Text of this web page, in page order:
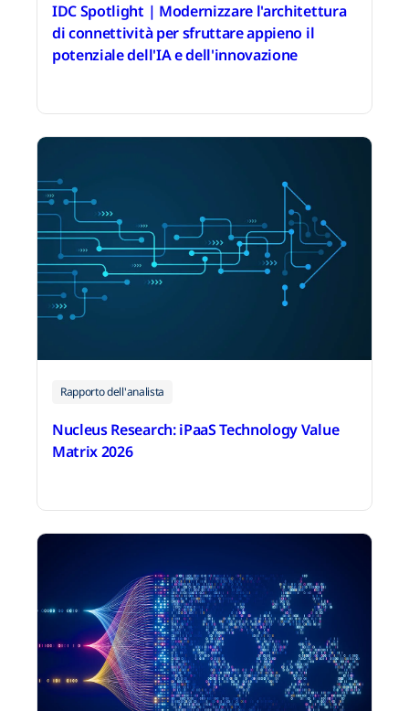
IDC Spotlight | Modernizzare l'architettura
di connettività per sfruttare appieno il
potenziale dell'IA e dell'innovazione
11 maggio 2026
Rapporto dell'analista
Nucleus Research: iPaaS Technology Value
Matrix 2026
4 maggio 2026